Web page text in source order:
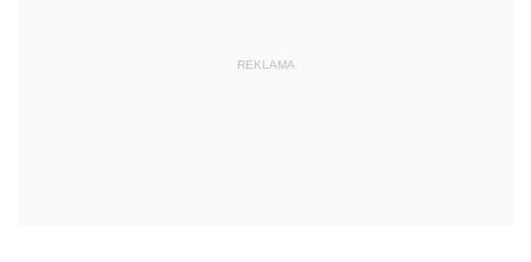
REKLAMA